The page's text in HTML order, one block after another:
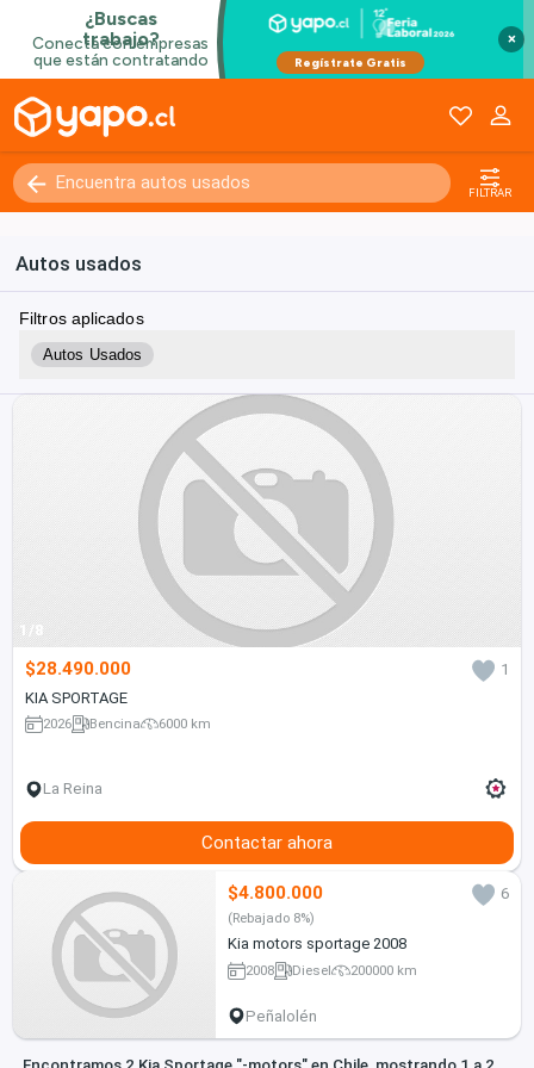
×
FILTRAR
Autos usados
Filtros aplicados
Autos Usados
1/8
$28.490.000
1
KIA SPORTAGE
2026 Bencina 6000 km
La Reina
Contactar ahora
$4.800.000 6
(Rebajado 8%)
Kia motors sportage 2008
2008 Diesel 200000 km
Peñalolén